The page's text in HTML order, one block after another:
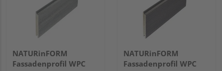
NATURinFORM
Fassadenprofil WPC
NATURinFORM
Fassadenprofil WPC